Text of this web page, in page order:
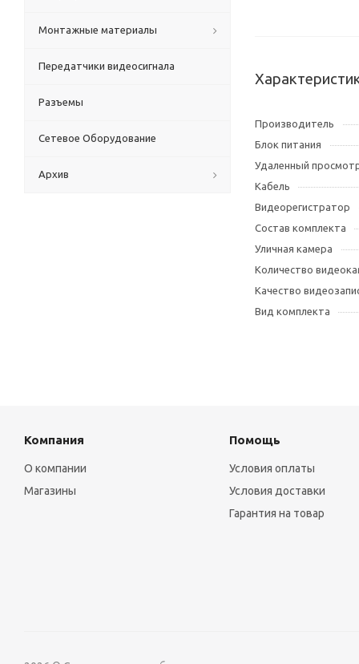
Производитель
Блок питания
Удаленный
Кабель
Видеорегистратор
Состав комплекта
Уличная камера
Количество
Качество
Вид комплекта
Монтажные материалы
Передатчики видеосигнала
Разъемы
Сетевое Оборудование
Архив
Компания
О компании
Магазины
Помощь
Условия оплаты
Условия доставки
Гарантия на товар